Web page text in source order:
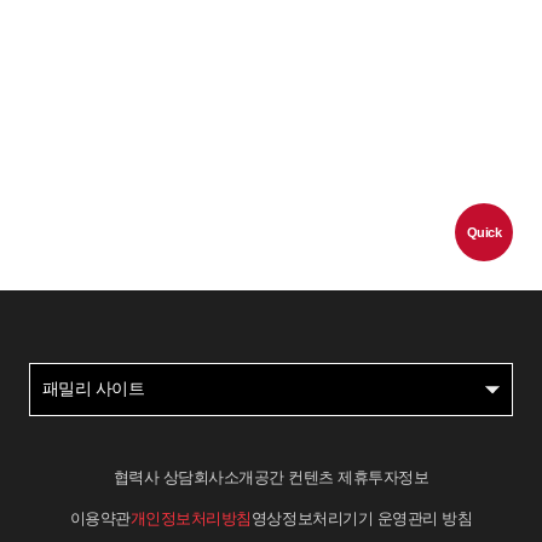
Quick
패밀리 사이트
협력사 상담회사소개 공간 컨텐츠 제휴투자정보
이용약관개인정보처리방침 영상정보처리기기 운영관리 방침